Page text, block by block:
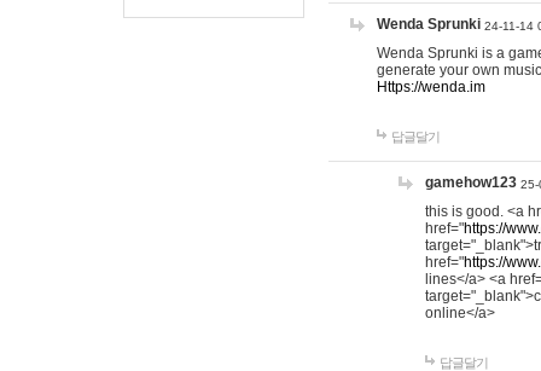
Wenda Sprunki 24-11-14
Wenda Sprunki is a
generate your own
Https://wenda.im
답글달기
gamehow123 25-
this is good. <a
href="https://
href="https://
lines</a> <a
online</a>
답글달기